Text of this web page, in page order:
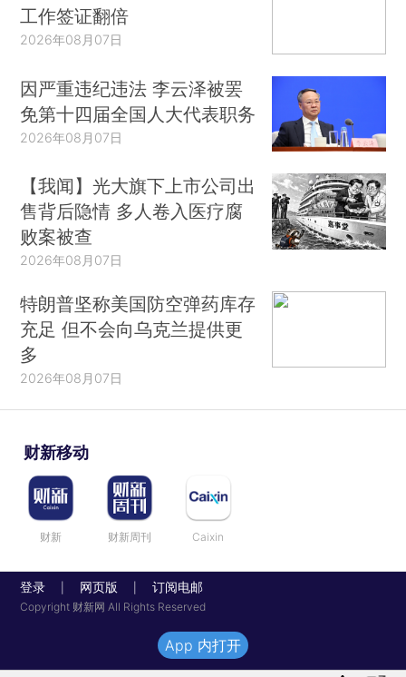
工作签证翻倍
2026年08月07日
因严重违纪违法 李云泽被罢
免第十四届全国人大代表职务
2026年08月07日
【我闻】光大旗下上市公司出
售背后隐情 多人卷入医疗腐
败案被查
2026年08月07日
特朗普坚称美国防空弹药库存
充足 但不会向乌克兰提供更
多
2026年08月07日
财新移动
财新 财新周刊 Caixin
登录 网页版 订阅电邮
Copyright 财新网 All Rights Reserved
App 内打开